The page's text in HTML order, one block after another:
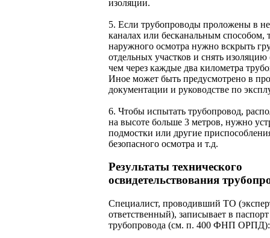
изоляции.
5. Если трубопроводы проложены в
каналах или бесканальным способом,
наружного осмотра нужно вскрыть
отдельных участков и снять
чем через каждые два километра
Иное может быть предусмотрено в
документации и руководстве по
6. Чтобы испытать трубопровод,
на высоте больше 3 метров, нужно
подмостки или другие
безопасного осмотра и т.д.
Результаты технического
освидетельствования
Специалист, проводивший ТО
ответственный), записывает в паспорт
трубопровода (см. п. 400 ФНП ОРПД):